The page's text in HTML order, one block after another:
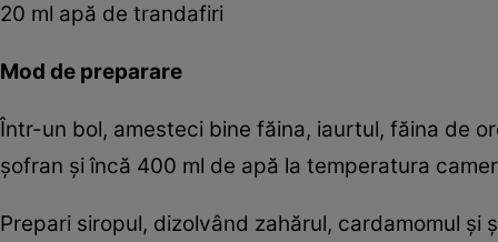
20 ml apă de trandafiri
Mod de preparare
Într-un bol, amesteci bine făina, iaurtul, făina de
șofran și încă 400 ml de apă la temperatura
Prepari siropul, dizolvând zahărul, cardamomul și